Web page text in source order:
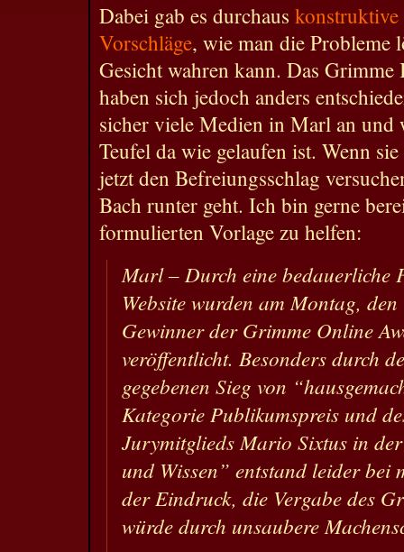
Dabei gab es durchaus konstruktive
Vorschläge, wie man die Probleme
Gesicht wahren kann. Das
haben sich jedoch anders
sicher viele Medien in Marl an und
Teufel da wie gelaufen ist. Wenn
jetzt den Befreiungsschlag
Bach runter geht. Ich bin gerne
formulierten Vorlage zu helfen:
Marl – Durch eine bedauerliche
Website wurden am Montag,
Gewinner der Grimme Online
veröffentlicht. Besonders durch
gegebenen Sieg von
Kategorie Publikumspreis und
Jurymitglieds Mario Sixtus in
und Wissen” entstand leider bei
der Eindruck, die Vergabe des
würde durch unsaubere